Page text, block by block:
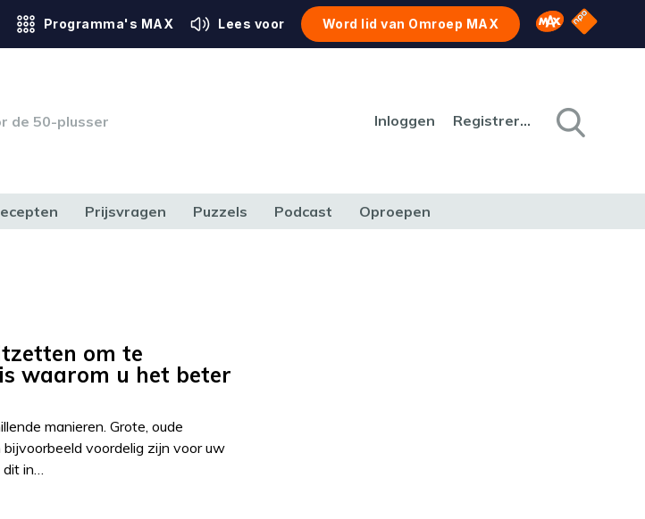
Programma's MAX Lees voor Word lid van Omroep MAX Omroep MAX
NPO
de 50-plusser Inloggen Registreren
Prijsvragen Puzzels Podcast Oproepen
om te
waarom u het beter
manieren. Grote, oude
voordelig zijn voor uw
dit in…